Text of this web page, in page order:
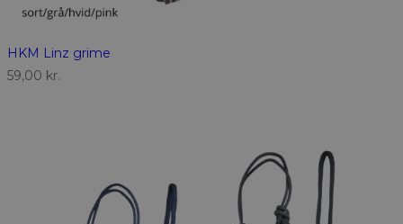
HKM Linz grime
59,00 kr.